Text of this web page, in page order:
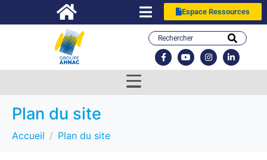
Espace Ressources
Plan du site
Accueil Plan du site